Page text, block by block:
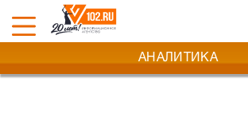
АНАЛИТИКА